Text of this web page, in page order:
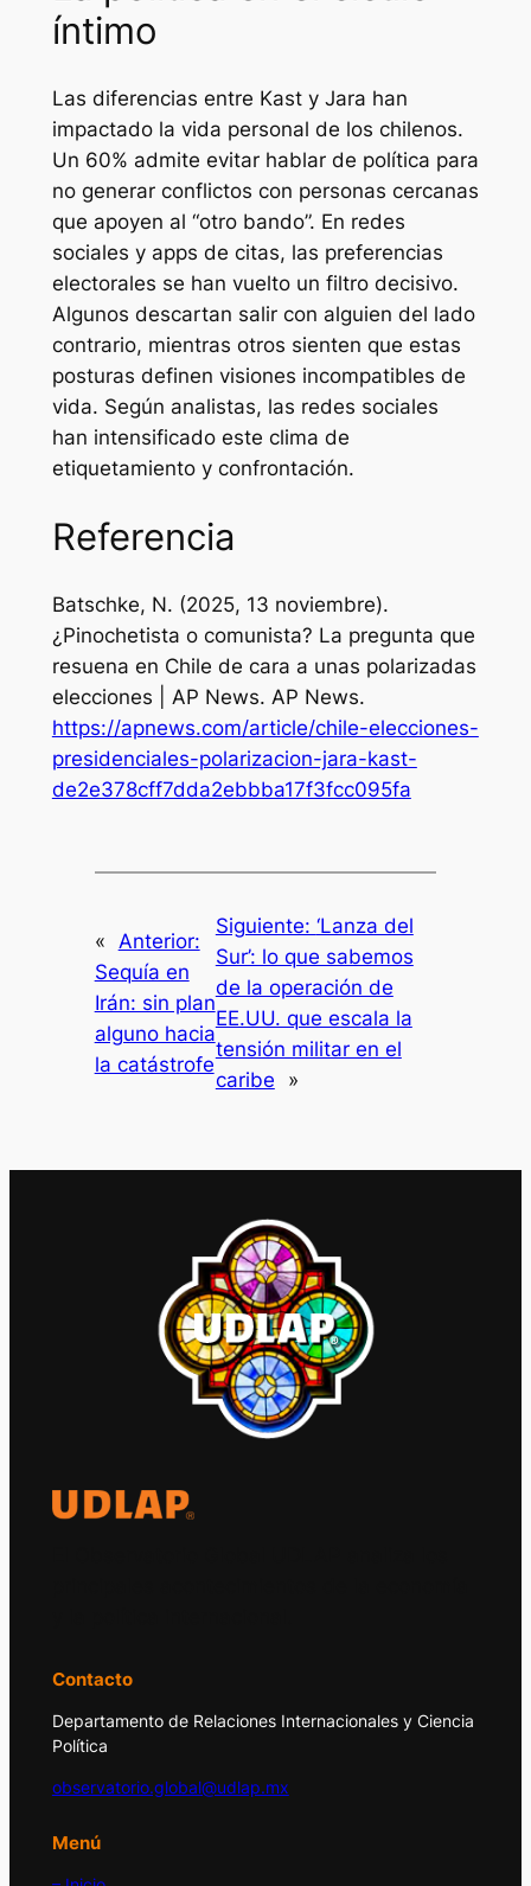
íntimo
Las diferencias entre Kast y Jara han
impactado la vida personal de los chilenos.
Un 60% admite evitar hablar de política para
no generar conflictos con personas cercanas
que apoyen al “otro bando”. En redes
sociales y apps de citas, las preferencias
electorales se han vuelto un filtro decisivo.
Algunos descartan salir con alguien del lado
contrario, mientras otros sienten que estas
posturas definen visiones incompatibles de
vida. Según analistas, las redes sociales
han intensificado este clima de
etiquetamiento y confrontación.
Referencia
Batschke, N. (2025, 13 noviembre).
¿Pinochetista o comunista? La pregunta que
resuena en Chile de cara a unas polarizadas
elecciones | AP News. AP News.
https://apnews.com/article/chile-elecciones-
presidenciales-polarizacion-jara-kast-
de2e378cff7dda2ebbba17f3fcc095fa
« Anterior:
Sequía en
Irán: sin plan
alguno hacia
la catástrofe
Siguiente: ‘Lanza del
Sur’: lo que sabemos
de la operación de
EE.UU. que escala la
tensión militar en el
caribe
»
Contacto
Departamento de Relaciones Internacionales y Ciencia
Política
observatorio.global@udlap.mx
Menú